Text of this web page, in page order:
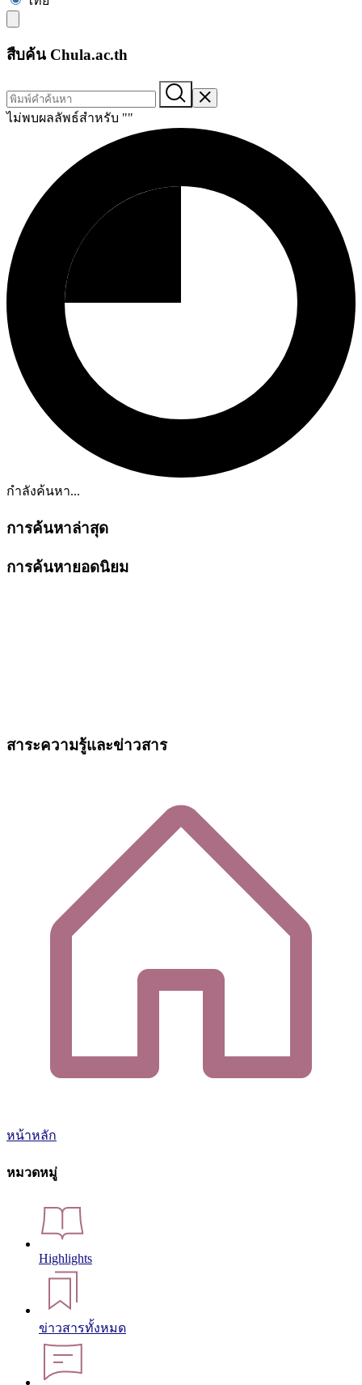
สืบค้น Chula.ac.th
ไม่พบผลลัพธ์สำหรับ ""
กำลังค้นหา...
การค้นหาล่าสุด
การค้นหายอดนิยม
สาระความรู้และข่าวสาร
หน้าหลัก
หมวดหมู่
Highlights
ข่าวสารทั้งหมด